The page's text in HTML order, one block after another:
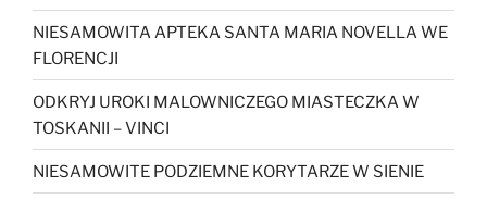
NIESAMOWITA APTEKA SANTA MARIA NOVELLA WE
FLORENCJI
ODKRYJ UROKI MALOWNICZEGO MIASTECZKA W
TOSKANII – VINCI
NIESAMOWITE PODZIEMNE KORYTARZE W SIENIE